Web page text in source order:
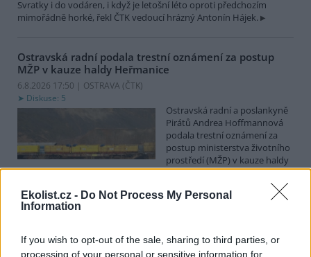
Ekolist.cz - Do Not Process My Personal
Information
If you wish to opt-out of the sale, sharing to third parties, or
processing of your personal or sensitive information for
Svratky i do vodáren, i když je letošní léto oproti předchozím
mimořádně horké, řekl ČTK vedoucí hrázný Antonín Hájek.
Ostravská radní podala trestní oznámení za postup
MŽP v kauze haldy Heřmanice
6.8.2026 17:50 | OSTRAVA (ČTK)
Diskuse: 5
Ostravská radní a poslankyně
Pirátů Andrea Hoffmannová
podala trestní oznámení za
postup ministerstva životního
prostředí (MŽP) v kauze haldy
Heřmanice. Vyplývá to ze zprávy, kterou ČTK poskytla Česká
pirátská strana. Požaduje, aby policie prověřila okolnosti odebrání
případu České inspekci životního prostředí (ČIŽP) a zastavení řízení.
Hoffmannová ČTK sdělila, že trestní oznámení podala proti dosud
dalším osobám, jejichž účast na popsaném postupu může být
zjištěna prověřováním. Stanovisko MŽP a ČIŽP ČTK shání.